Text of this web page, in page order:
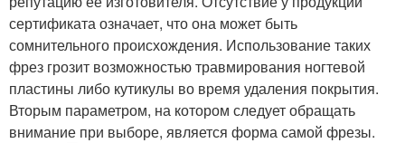
сертификата означает, что она может быть
сомнительного происхождения. Использование таких
фрез грозит возможностью травмирования ногтевой
пластины либо кутикулы во время удаления покрытия.
Вторым параметром, на котором следует обращать
внимание при выборе, является форма самой фрезы.